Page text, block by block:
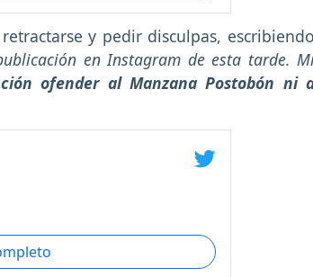
y pedir disculpas, escribiendo
en Instagram de esta tarde.
ofender al Manzana Postobón ni